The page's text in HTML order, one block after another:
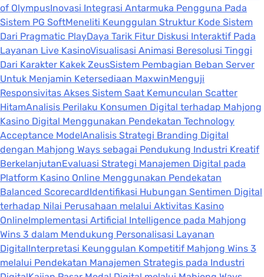
of OlympusInovasi Integrasi Antarmuka Pengguna Pada
Sistem PG SoftMeneliti Keunggulan Struktur Kode Sistem
Dari Pragmatic PlayDaya Tarik Fitur Diskusi Interaktif Pada
Layanan Live KasinoVisualisasi Animasi Beresolusi Tinggi
Dari Karakter Kakek ZeusSistem Pembagian Beban Server
Untuk Menjamin Ketersediaan MaxwinMenguji
Responsivitas Akses Sistem Saat Kemunculan Scatter
HitamAnalisis Perilaku Konsumen Digital terhadap Mahjong
Kasino Digital Menggunakan Pendekatan Technology
Acceptance ModelAnalisis Strategi Branding Digital
dengan Mahjong Ways sebagai Pendukung Industri Kreatif
BerkelanjutanEvaluasi Strategi Manajemen Digital pada
Platform Kasino Online Menggunakan Pendekatan
Balanced ScorecardIdentifikasi Hubungan Sentimen Digital
terhadap Nilai Perusahaan melalui Aktivitas Kasino
OnlineImplementasi Artificial Intelligence pada Mahjong
Wins 3 dalam Mendukung Personalisasi Layanan
DigitalInterpretasi Keunggulan Kompetitif Mahjong Wins 3
melalui Pendekatan Manajemen Strategis pada Industri